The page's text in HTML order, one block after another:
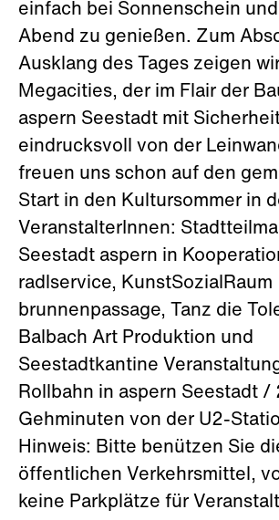
einfach bei Sonnenschein
Abend zu genießen. Zum
Ausklang des Tages zeigen
Megacities, der im Flair der
aspern Seestadt mit
eindrucksvoll von der
freuen uns schon auf den
Start in den Kultursommer in
VeranstalterInnen:
Seestadt aspern in
radlservice, KunstSozialRaum
brunnenpassage, Tanz die
Balbach Art Produktion und
Seestadtkantine
Rollbahn in aspern Seestadt /
Gehminuten von der U2-
Hinweis: Bitte benützen Sie
öffentlichen Verkehrsmittel,
keine Parkplätze für